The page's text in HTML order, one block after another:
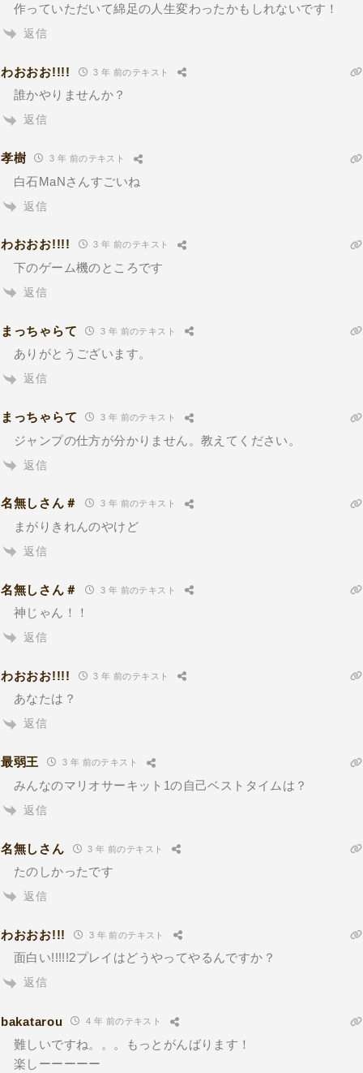
作っていただいて綿足の人生変わったかもしれないです！
返信
わおおお!!!! 3 年 前のテキスト
誰かやりませんか？
返信
孝樹 3 年 前のテキスト
白石MaNさんすごいね
返信
わおおお!!!! 3 年 前のテキスト
下のゲーム機のところです
返信
まっちゃらて 3 年 前のテキスト
ありがとうございます。
返信
まっちゃらて 3 年 前のテキスト
ジャンプの仕方が分かりません。教えてください。
返信
名無しさん＃ 3 年 前のテキスト
まがりきれんのやけど
返信
名無しさん＃ 3 年 前のテキスト
神じゃん！！
返信
わおおお!!!! 3 年 前のテキスト
あなたは？
返信
最弱王 3 年 前のテキスト
みんなのマリオサーキット1の自己ベストタイムは？
返信
名無しさん 3 年 前のテキスト
たのしかったです
返信
わおおお!!! 3 年 前のテキスト
面白い!!!!!2プレイはどうやってやるんですか？
返信
bakatarou 4 年 前のテキスト
難しいですね。。。もっとがんばります！
楽しーーーーー